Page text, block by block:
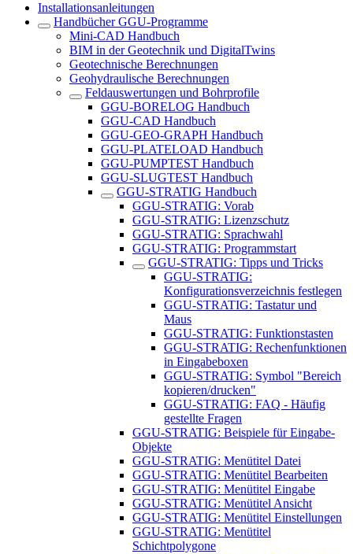
Installationsanleitungen
Handbücher GGU-Programme
Mini-CAD Handbuch
BIM in der Geotechnik und DigitalTwins
Geotechnische Berechnungen
Geohydraulische Berechnungen
Feldauswertungen und Bohrprofile
GGU-BORELOG Handbuch
GGU-CAD Handbuch
GGU-GEO-GRAPH Handbuch
GGU-PLATELOAD Handbuch
GGU-PUMPTEST Handbuch
GGU-SLUGTEST Handbuch
GGU-STRATIG Handbuch
GGU-STRATIG: Vorab
GGU-STRATIG: Lizenzschutz
GGU-STRATIG: Sprachwahl
GGU-STRATIG: Programmstart
GGU-STRATIG: Tipps und Tricks
GGU-STRATIG:
Konfigurationsverzeichnis festlegen
GGU-STRATIG: Tastatur und
Maus
GGU-STRATIG: Funktionstasten
GGU-STRATIG: Rechenfunktionen
in Eingabeboxen
GGU-STRATIG: Symbol "Bereich
kopieren/drucken"
GGU-STRATIG: FAQ - Häufig
gestellte Fragen
GGU-STRATIG: Beispiele für Eingabe-
Objekte
GGU-STRATIG: Menütitel Datei
GGU-STRATIG: Menütitel Bearbeiten
GGU-STRATIG: Menütitel Eingabe
GGU-STRATIG: Menütitel Ansicht
GGU-STRATIG: Menütitel Einstellungen
GGU-STRATIG: Menütitel
Schichtpolygone